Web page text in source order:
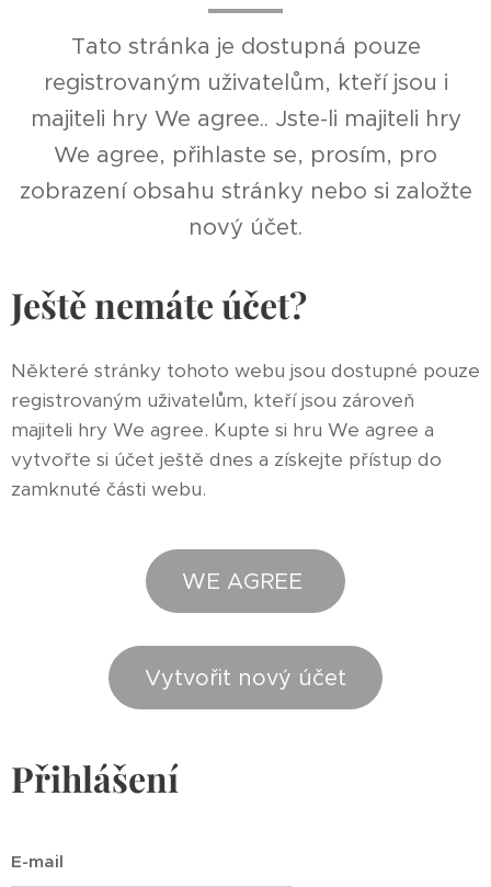
Tato stránka je dostupná pouze
registrovaným uživatelům, kteří jsou i
majiteli hry We agree.. Jste-li majiteli hry
We agree, přihlaste se, prosím, pro
zobrazení obsahu stránky nebo si založte
nový účet.
Ještě nemáte účet?
Některé stránky tohoto webu jsou dostupné pouze
registrovaným uživatelům, kteří jsou zároveň
majiteli hry We agree. Kupte si hru We agree a
vytvořte si účet ještě dnes a získejte přístup do
zamknuté části webu.
WE AGREE
Vytvořit nový účet
Přihlášení
E-mail